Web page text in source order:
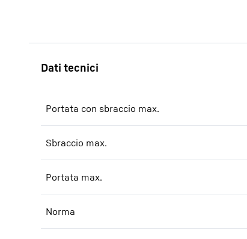
Portata con sbraccio max.
Sbraccio max.
Portata max.
Norma